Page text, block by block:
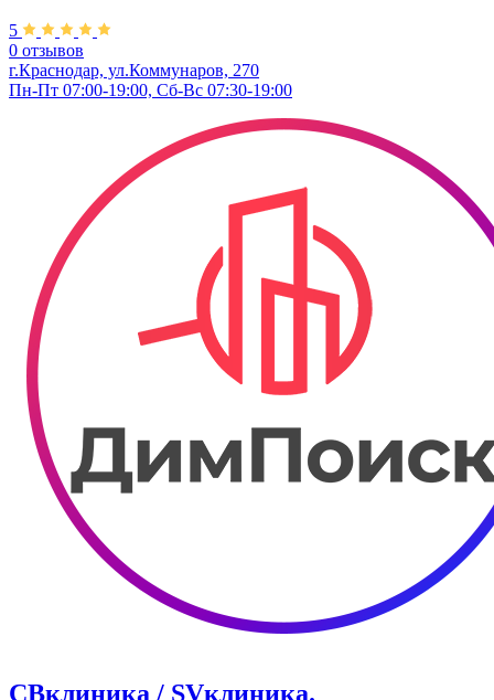
5
0 отзывов
г.Краснодар, ул.Коммунаров, 270
Пн-Пт 07:00-19:00, Сб-Вс 07:30-19:00
СВклиника / SVклиника.